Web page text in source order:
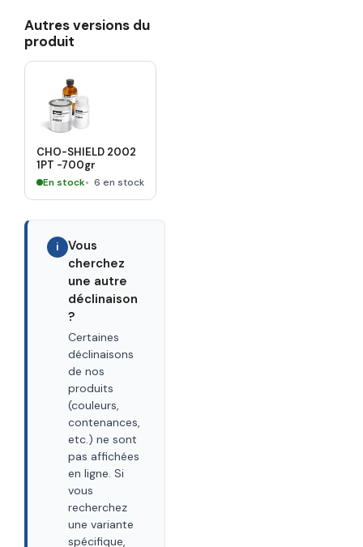
Autres versions du
produit
CHO-SHIELD 2002
1PT -700gr
En stock 6 en stock
i
Vous
cherchez
une autre
déclinaison
?
Certaines
déclinaisons
de nos
produits
(couleurs,
contenances,
etc.) ne sont
pas affichées
en ligne. Si
vous
recherchez
une variante
spécifique,